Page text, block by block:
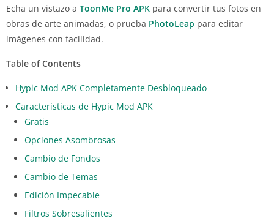
Echa un vistazo a ToonMe Pro APK para convertir tus fotos en
obras de arte animadas, o prueba PhotoLeap para editar
imágenes con facilidad.
Table of Contents
Hypic Mod APK Completamente Desbloqueado
Características de Hypic Mod APK
Gratis
Opciones Asombrosas
Cambio de Fondos
Cambio de Temas
Edición Impecable
Filtros Sobresalientes